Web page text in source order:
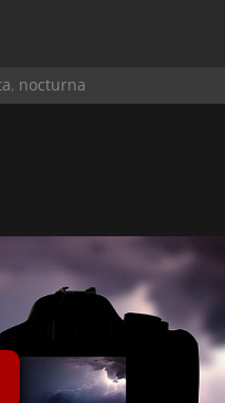
, nocturna